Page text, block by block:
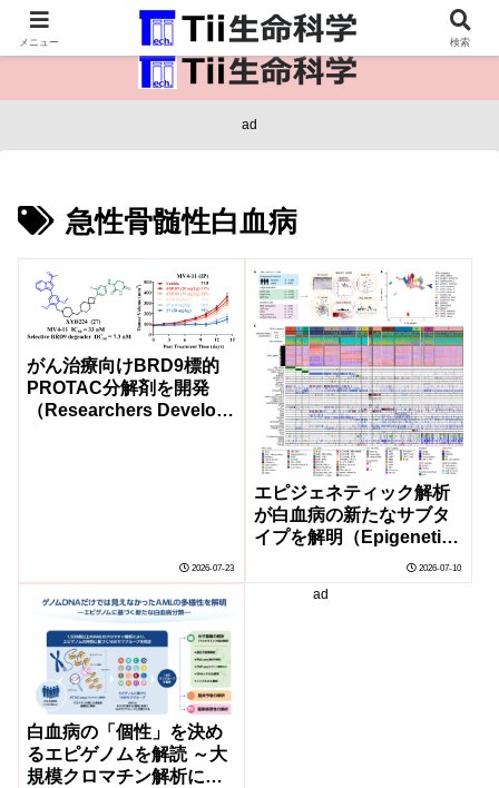
医療保健・生命・生物の情報インフラ。
ad
急性骨髄性白血病
がん治療向けBRD9標的
PROTAC分解剤を開発
（Researchers Develop
2026-07-23
エピジェネティック解析
が白血病の新たなサブタ
イプを解明（Epigenetic
deeper insight into
leukaemia）
2026-07-10
白血病の「個性」を決め
るエピゲノムを解読 ～大
規模クロマチン解析によ
ad
メニュー 検索